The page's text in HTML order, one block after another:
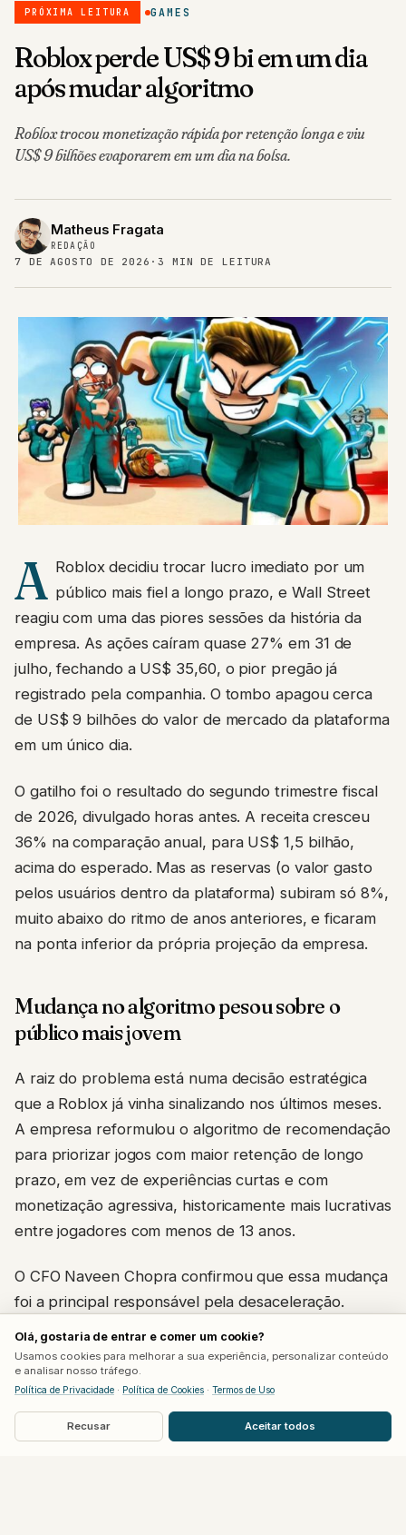
PRÓXIMA LEITURA GAMES
Roblox perde US$ 9 bi em um dia
após mudar algoritmo
Roblox trocou monetização rápida por retenção longa e viu
US$ 9 bilhões evaporarem em um dia na bolsa.
Matheus Fragata
REDAÇÃO
7 DE AGOSTO DE 2026 · 3 MIN DE LEITURA
A Roblox decidiu trocar lucro imediato por um
público mais fiel a longo prazo, e Wall Street
reagiu com uma das piores sessões da história da
empresa. As ações caíram quase 27% em 31 de
julho, fechando a US$ 35,60, o pior pregão já
registrado pela companhia. O tombo apagou cerca
de US$ 9 bilhões do valor de mercado da plataforma
em um único dia.
O gatilho foi o resultado do segundo trimestre fiscal
de 2026, divulgado horas antes. A receita cresceu
36% na comparação anual, para US$ 1,5 bilhão,
acima do esperado. Mas as reservas (o valor gasto
pelos usuários dentro da plataforma) subiram só 8%,
muito abaixo do ritmo de anos anteriores, e ficaram
na ponta inferior da própria projeção da empresa.
Mudança no algoritmo pesou sobre o
público mais jovem
A raiz do problema está numa decisão estratégica
que a Roblox já vinha sinalizando nos últimos meses.
A empresa reformulou o algoritmo de recomendação
para priorizar jogos com maior retenção de longo
prazo, em vez de experiências curtas e com
monetização agressiva, historicamente mais lucrativas
entre jogadores com menos de 13 anos.
O CFO Naveen Chopra confirmou que essa mudança
foi a principal responsável pela desaceleração.
Segundo ele, a monetização por hora ficou abaixo
do previsto justamente no público infantil, à medida
que o algoritmo passou a dar menos espaço para
eSteal a Brainrot
, que impulsionaram as
Olá, gostaria de entrar e comer um cookie?
Usamos cookies para melhorar a sua experiência, personalizar conteúdo
e analisar nosso tráfego.
Política de Privacidade · Política de Cookies · Termos de Uso
Recusar Aceitar todos